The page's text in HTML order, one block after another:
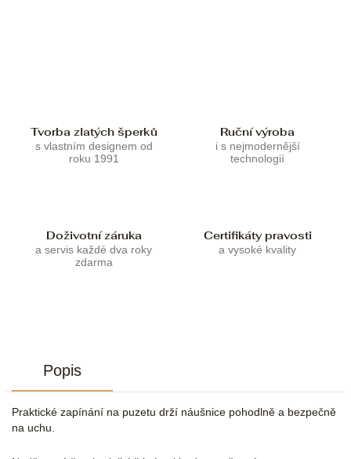
Tvorba zlatých šperků
s vlastním designem od
roku 1991
Ruční výroba
i s nejmodernější
technologií
Doživotní záruka
a servis každé dva roky
zdarma
Certifikáty pravosti
a vysoké kvality
Popis
Praktické zapínání na puzetu drží náušnice pohodlně a bezpečně
na uchu.